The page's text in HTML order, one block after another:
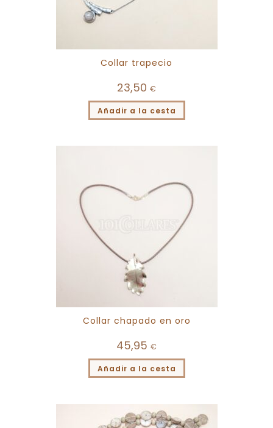
Collar trapecio
23,50 €
Añadir a la cesta
Collar chapado en oro
45,95 €
Añadir a la cesta